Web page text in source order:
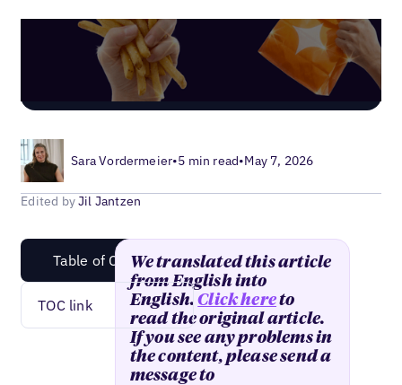
Sara Vordermeier•5 min read•May 7, 2026
Edited byJil Jantzen
Table of Content
TOC link
We translated this article
from English into
English.Click hereto
read the original article.
If you see any problems in
the content, please send a
message to